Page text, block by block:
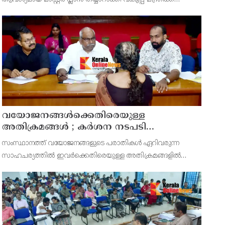
അറിയിച്ചു. ഡിപ്പോയ്ക്ക് നാല് ഏക്കറിൽ അധികം വരുന്ന
സ്ഥലമുണ്ട്
വയോജനങ്ങൾക്കെതിരെയുള്ള
അതിക്രമങ്ങൾ ; കർശന നടപടി
സ്വീകരിക്കുമെന്ന് കമ്മീഷൻ
സംസ്ഥാനത്ത് വയോജനങ്ങളുടെ പരാതികൾ ഏറിവരുന്ന
സാഹചര്യത്തിൽ ഇവർക്കെതിരെയുള്ള അതിക്രമങ്ങളിൽ
ചെയർമാൻ അഡ്വ. കെ. സോമപ്രസാദ്.